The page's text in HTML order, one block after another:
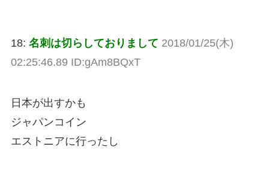
18: 名刺は切らしておりまして 2018/01/25(木)
02:25:46.89 ID:gAm8BQxT
日本が出すかも
ジャパンコイン
エストニアに行ったし